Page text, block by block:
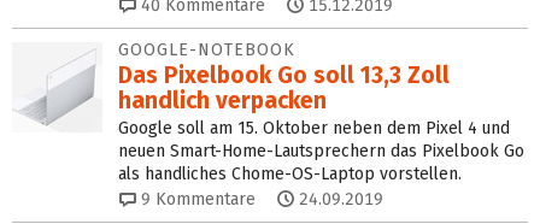
40 Kommentare 15.12.2019
GOOGLE-NOTEBOOK
Das Pixelbook Go soll 13,3 Zoll
handlich verpacken
Google soll am 15. Oktober neben dem Pixel 4 und
neuen Smart-Home-Lautsprechern das Pixelbook Go
als handliches Chome-OS-Laptop vorstellen.
9 Kommentare 24.09.2019